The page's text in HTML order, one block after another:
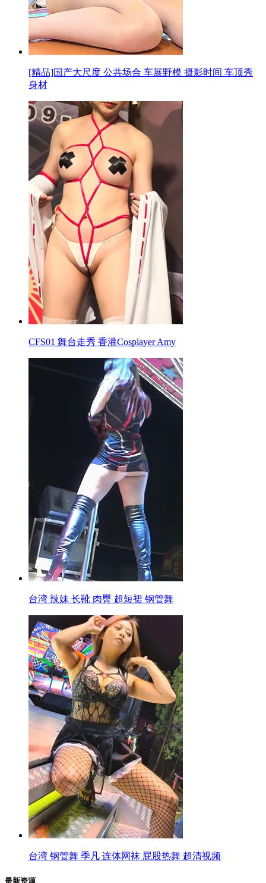
[精品]国产大尺度 公共场合 车展野模 摄影时间 车顶秀
身材
CFS01 舞台走秀 香港Cosplayer Amy
台湾 辣妹 长靴 肉臀 超短裙 钢管舞
台湾 钢管舞 季凡 连体网袜 屁股热舞 超清视频
最新资源